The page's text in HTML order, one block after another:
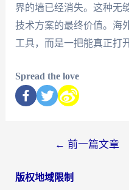
界的墙已经消失。这种无
技术方案的最终价值。海
工具，而是一把能真正打
Spread the love
← 前一篇文章
版权地域限制